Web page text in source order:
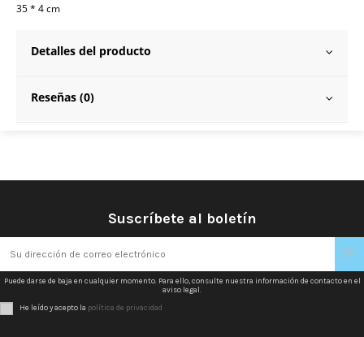
35 * 4 cm
Detalles del producto
Reseñas (0)
Suscríbete al boletín
Puede darse de baja en cualquier momento. Para ello, consulte nuestra información de contacto en el
aviso legal.
He leído y acepto la política de privacidad